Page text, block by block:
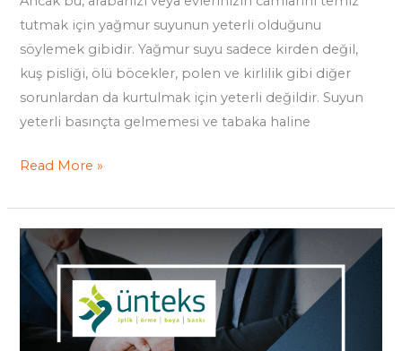
tutmak için yağmur suyunun yeterli olduğunu
söylemek gibidir. Yağmur suyu sadece kirden değil,
kuş pisliği, ölü böcekler, polen ve kirlilik gibi diğer
sorunlardan da kurtulmak için yeterli değildir. Suyun
yeterli basınçta gelmemesi ve tabaka haline
Read More »
Ünteks,
Sıfır
Enerji
Kaybı
için